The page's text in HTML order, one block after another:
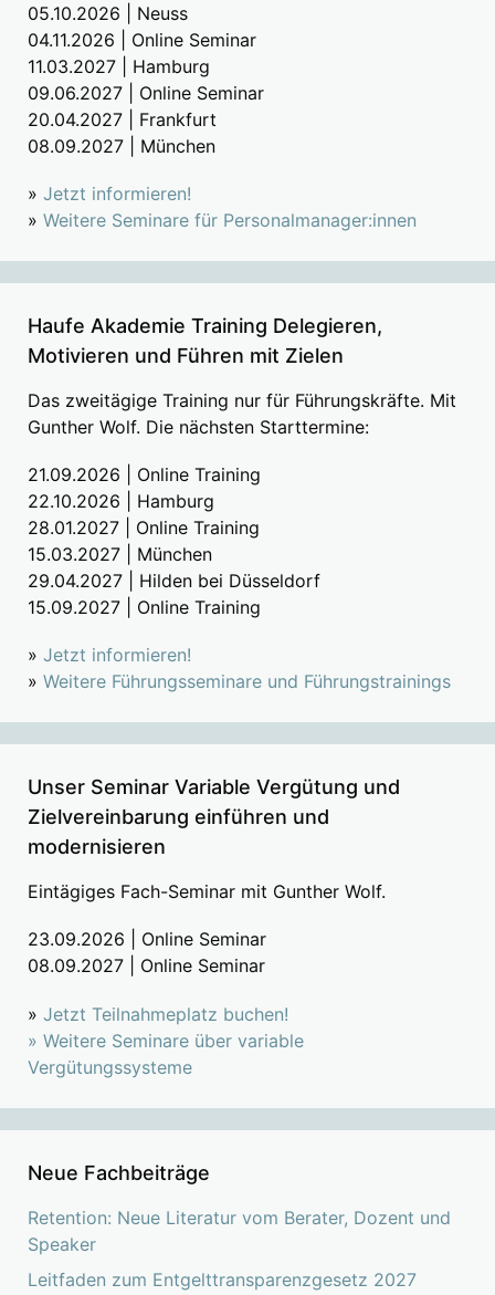
05.10.2026 | Neuss
04.11.2026 | Online Seminar
11.03.2027 | Hamburg
09.06.2027 | Online Seminar
20.04.2027 | Frankfurt
08.09.2027 | München
» Jetzt informieren!
» Weitere Seminare für Personalmanager:innen
Haufe Akademie Training Delegieren,
Motivieren und Führen mit Zielen
Das zweitägige Training nur für Führungskräfte. Mit
Gunther Wolf. Die nächsten Starttermine:
21.09.2026 | Online Training
22.10.2026 | Hamburg
28.01.2027 | Online Training
15.03.2027 | München
29.04.2027 | Hilden bei Düsseldorf
15.09.2027 | Online Training
» Jetzt informieren!
» Weitere Führungsseminare und Führungstrainings
Unser Seminar Variable Vergütung und
Zielvereinbarung einführen und
modernisieren
Eintägiges Fach-Seminar mit Gunther Wolf.
23.09.2026 | Online Seminar
08.09.2027 | Online Seminar
» Jetzt Teilnahmeplatz buchen!
» Weitere Seminare über variable
Vergütungssysteme
Neue Fachbeiträge
Retention: Neue Literatur vom Berater, Dozent und
Speaker
Leitfaden zum Entgelttransparenzgesetz 2027